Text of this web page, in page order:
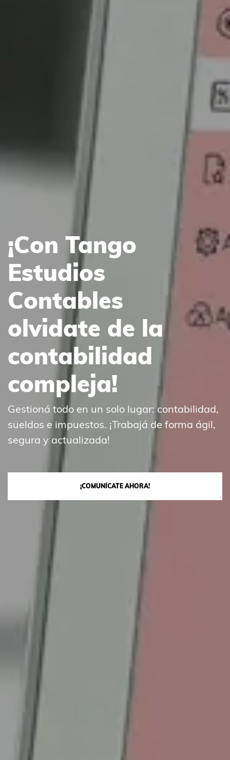
¡Con Tango
Estudios
Contables
olvidate de la
contabilidad
compleja!
Gestioná todo en un solo lugar: contabilidad,
sueldos e impuestos. ¡Trabajá de forma ágil,
segura y actualizada!
¡COMUNÍCATE AHORA!